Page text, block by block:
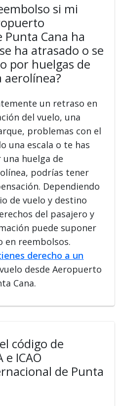
si mi
Cana ha
ha atrasado o se
por huelgas de
aerolínea?
un retraso en
del vuelo, una
problemas con el
una escala o te has
huelga de
podrías tener
Dependiendo
de vuelo y destino
del pasajero y
puede suponer
en reembolsos.
derecho a un
desde Aeropuerto
Cana.
código de
ICAO
de Punta